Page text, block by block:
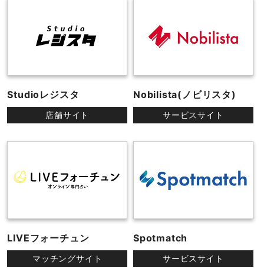
Studioレジスタ
店舗サイト
Nobilista(ノビリスタ)
サービスサイト
LIVEフォーチュン
マッチングサイト
Spotmatch
サービスサイト